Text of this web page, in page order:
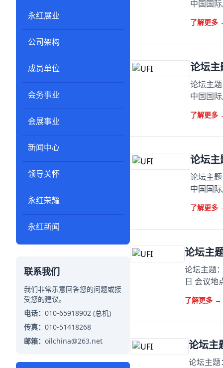
永红展业
公司架构
成员单位
会务事业
会展事业
新闻中心
领导关怀
永红荣耀
永红新闻
联系我们
我们非常乐意回答您的问题或接
受您的建议。
电话： 010-65918902 (总机)
传真： 010-51418268
邮箱： oilchina@263.net
中国国
了解更多
论坛主
论坛主
中国国
了解更多
论坛主
论坛主
中国国
了解更多
论坛主
论坛主题
日 会议地
了解更多 →
论坛主
论坛主题